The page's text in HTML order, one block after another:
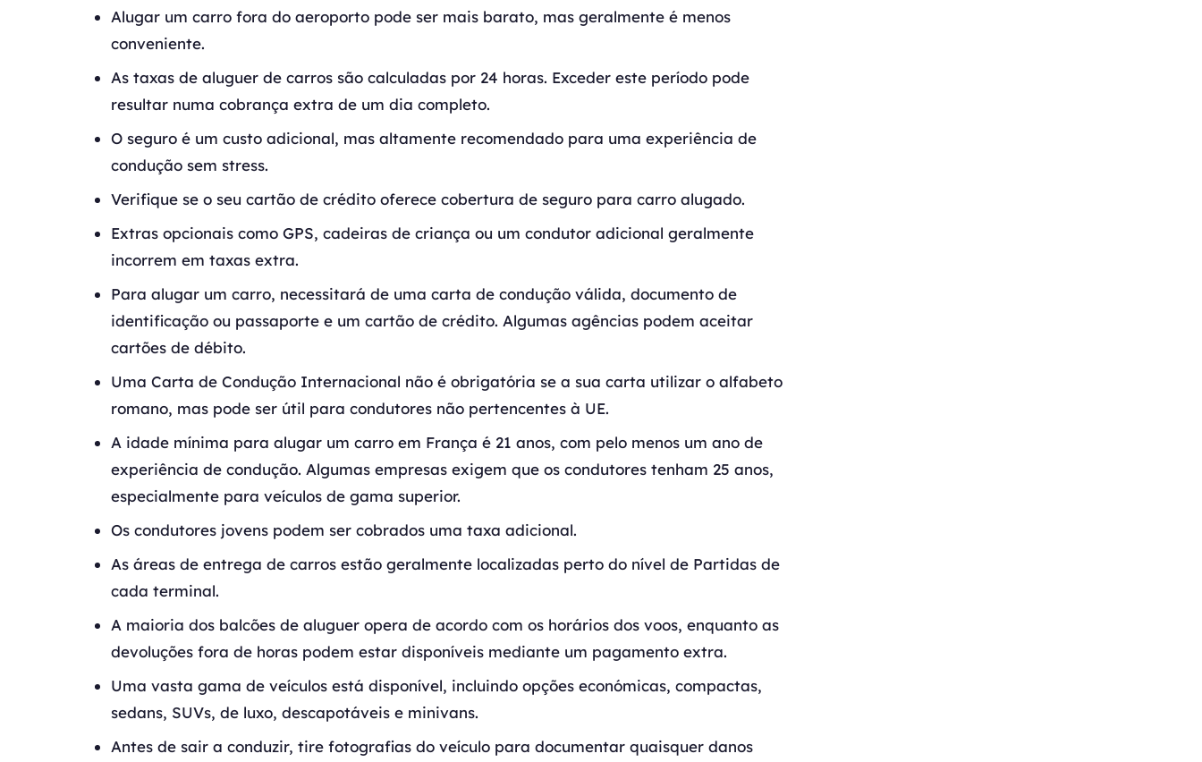
Alugar um carro fora do aeroporto pode ser mais barato, mas geralmente é menos
conveniente.
As taxas de aluguer de carros são calculadas por 24 horas. Exceder este período pode
resultar numa cobrança extra de um dia completo.
O seguro é um custo adicional, mas altamente recomendado para uma experiência de
condução sem stress.
Verifique se o seu cartão de crédito oferece cobertura de seguro para carro alugado.
Extras opcionais como GPS, cadeiras de criança ou um condutor adicional geralmente
incorrem em taxas extra.
Para alugar um carro, necessitará de uma carta de condução válida, documento de
identificação ou passaporte e um cartão de crédito. Algumas agências podem aceitar
cartões de débito.
Uma Carta de Condução Internacional não é obrigatória se a sua carta utilizar o alfabeto
romano, mas pode ser útil para condutores não pertencentes à UE.
A idade mínima para alugar um carro em França é 21 anos, com pelo menos um ano de
experiência de condução. Algumas empresas exigem que os condutores tenham 25 anos,
especialmente para veículos de gama superior.
Os condutores jovens podem ser cobrados uma taxa adicional.
As áreas de entrega de carros estão geralmente localizadas perto do nível de Partidas de
cada terminal.
A maioria dos balcões de aluguer opera de acordo com os horários dos voos, enquanto as
devoluções fora de horas podem estar disponíveis mediante um pagamento extra.
Uma vasta gama de veículos está disponível, incluindo opções económicas, compactas,
sedans, SUVs, de luxo, descapotáveis e minivans.
Antes de sair a conduzir, tire fotografias do veículo para documentar quaisquer danos